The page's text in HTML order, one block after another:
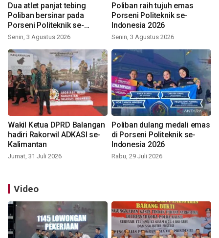
Dua atlet panjat tebing
Poliban bersinar pada
Porseni Politeknik se-
Indonesia 2026
Senin, 3 Agustus 2026
Poliban raih tujuh emas
Porseni Politeknik se-
Indonesia 2026
Senin, 3 Agustus 2026
Wakil Ketua DPRD Balangan
hadiri Rakorwil ADKASI se-
Kalimantan
Jumat, 31 Juli 2026
Poliban dulang medali emas
di Porseni Politeknik se-
Indonesia 2026
Rabu, 29 Juli 2026
Video